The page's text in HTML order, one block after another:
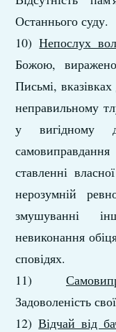
Останнього суду.
10)Непослух
Божою,
Письмі,
неправильному
у вигідному
ставленні
нерозумній
змушуванні
невиконання
сповідях.
11)
Задоволеність
12)Відчай від